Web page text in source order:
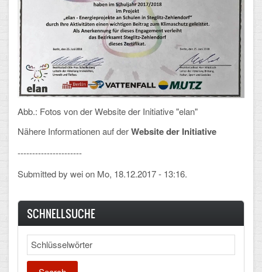
Abb.: Fotos von der Website der Initiative "elan"
Nähere Informationen auf derWebsite der Initiative
----------------------
Submitted by weion Mo, 18.12.2017 - 13:16.
SCHNELLSUCHE
Search